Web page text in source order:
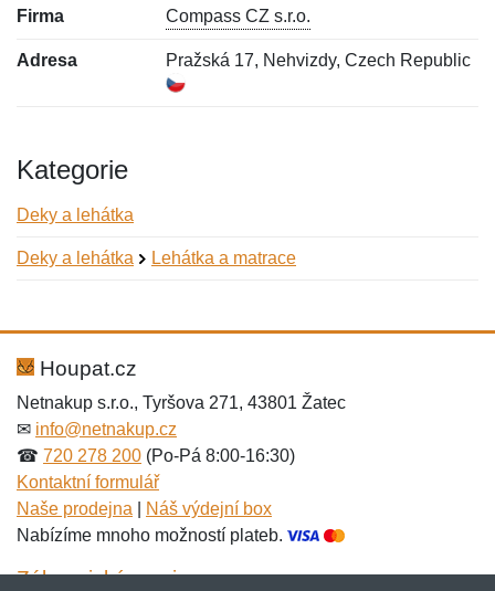
Firma Compass CZ s.r.o.
Adresa Pražská 17, Nehvizdy, Czech Republic
Kategorie
Deky a lehátka
Deky a lehátka Lehátka a matrace
Hodnocení:
Jméno: *
Jméno:
E-mail:*
Houpat.cz
Netnakup s.r.o., Tyršova 271, 43801 Žatec
✉ info@netnakup.cz
☎ 720 278 200 (Po-Pá 8:00-16:30)
Kontaktní formulář
Naše prodejna
Náš výdejní box
Nabízíme mnoho možností plateb.
Zákaznický servis